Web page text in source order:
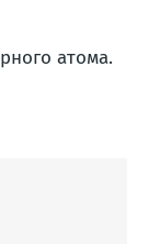
атома.